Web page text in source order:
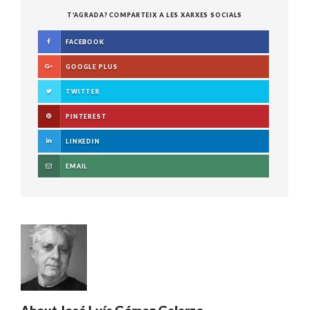
T'AGRADA? COMPARTEIX A LES XARXES SOCIALS
FACEBOOK
GOOGLE PLUS
TWITTER
PINTEREST
LINKEDIN
EMAIL